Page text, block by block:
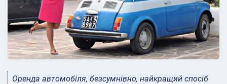
Оренда автомобіля, безсумнівно, найкращий спосіб